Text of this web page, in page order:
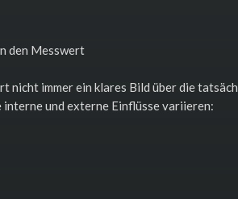
den Messwert
nicht immer ein klares Bild über die
interne und externe Einflüsse variieren: